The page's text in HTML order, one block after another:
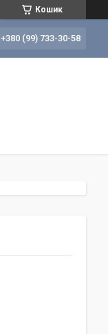
Кошик
+380 (99) 733-30-58